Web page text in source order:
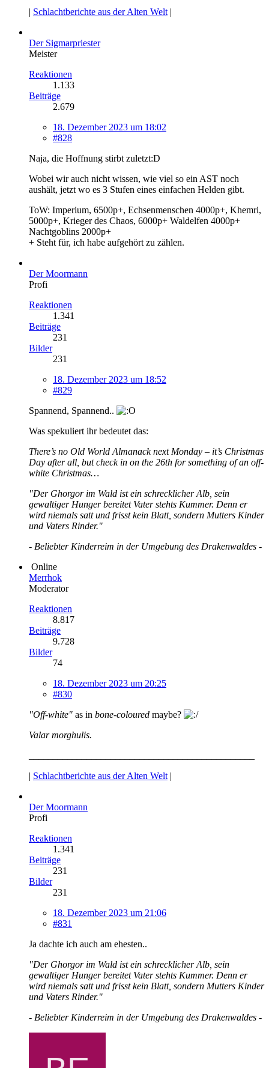
| Schlachtberichte aus der Alten Welt |
Der Sigmarpriester
Meister
Reaktionen
1.133
Beiträge
2.679
18. Dezember 2023 um 18:02
#828
Naja, die Hoffnung stirbt zuletzt:D
Wobei wir auch nicht wissen, wie viel so ein AST noch
aushält, jetzt wo es 3 Stufen eines einfachen Helden gibt.
ToW: Imperium, 6500p+, Echsenmenschen 4000p+, Khemri,
5000p+, Krieger des Chaos, 6000p+ Waldelfen 4000p+
Nachtgoblins 2000p+
+ Steht für, ich habe aufgehört zu zählen.
Der Moormann
Profi
Reaktionen
1.341
Beiträge
231
Bilder
231
18. Dezember 2023 um 18:52
#829
Spannend, Spannend..
Was spekuliert ihr bedeutet das:
There’s no Old World Almanack next Monday – it’s Christmas
Day after all, but check in on the 26th for something of an off-
white Christmas…
"Der Ghorgor im Wald ist ein schrecklicher Alb, sein
gewaltiger Hunger bereitet Vater stehts Kummer. Denn er
wird niemals satt und frisst kein Blatt, sondern Mutters Kinder
und Vaters Rinder."
- Beliebter Kinderreim in der Umgebung des Drakenwaldes -
Online
Merrhok
Moderator
Reaktionen
8.817
Beiträge
9.728
Bilder
74
18. Dezember 2023 um 20:25
#830
"Off-white" as in bone-coloured maybe?
Valar morghulis.
| Schlachtberichte aus der Alten Welt |
Der Moormann
Profi
Reaktionen
1.341
Beiträge
231
Bilder
231
18. Dezember 2023 um 21:06
#831
Ja dachte ich auch am ehesten..
"Der Ghorgor im Wald ist ein schrecklicher Alb, sein
gewaltiger Hunger bereitet Vater stehts Kummer. Denn er
wird niemals satt und frisst kein Blatt, sondern Mutters Kinder
und Vaters Rinder."
- Beliebter Kinderreim in der Umgebung des Drakenwaldes -